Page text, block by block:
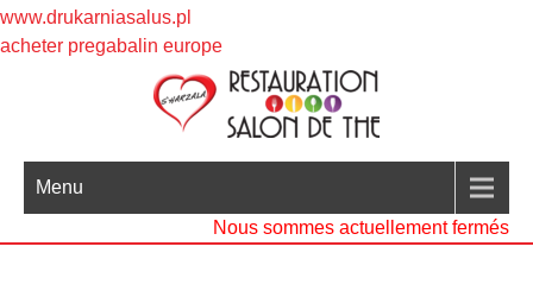
www.drukarniasalus.pl
acheter pregabalin europe
Menu
Nous sommes actuellement fermés